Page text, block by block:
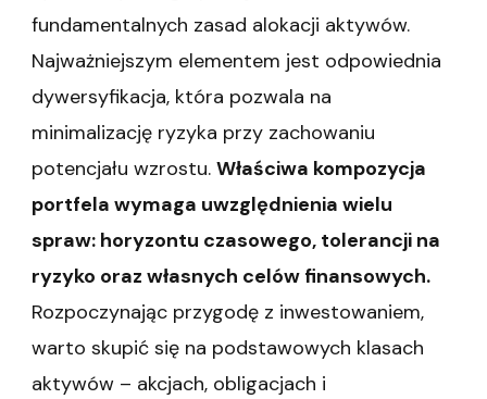
fundamentalnych zasad alokacji aktywów.
Najważniejszym elementem jest odpowiednia
dywersyfikacja, która pozwala na
minimalizację ryzyka przy zachowaniu
potencjału wzrostu. Właściwa kompozycja
portfela wymaga uwzględnienia wielu
spraw: horyzontu czasowego, tolerancji na
ryzyko oraz własnych celów finansowych.
Rozpoczynając przygodę z inwestowaniem,
warto skupić się na podstawowych klasach
aktywów – akcjach, obligacjach i